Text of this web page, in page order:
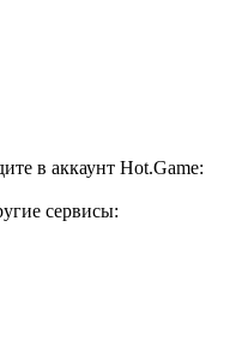
в аккаунт Hot.Game:
сервисы: